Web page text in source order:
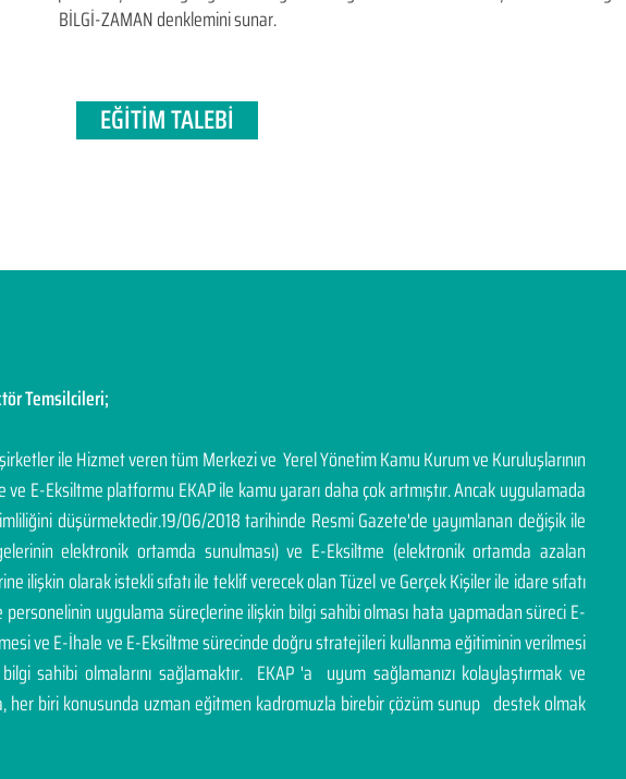
BİLGİ-ZAMAN denklemini sunar.
EĞİTİM TALEBİ
Temsilcileri;
ile Hizmet veren tüm Merkezi ve Yerel Yönetim Kamu Kurum ve Kuruluşlarının
E-Eksiltme platformu EKAP ile kamu yararı daha çok artmıştır. Ancak uygulamada
düşürmektedir.19/06/2018 tarihinde Resmi Gazete'de yayımlanan değişik ile
elektronik ortamda sunulması) ve E-Eksiltme (elektronik ortamda azalan
ilişkin olarak istekli sıfatı ile teklif verecek olan Tüzel ve Gerçek Kişiler ile idare sıfatı
uygulama süreçlerine ilişkin bilgi sahibi olması hata yapmadan süreci E-
ve E-İhale ve E-Eksiltme sürecinde doğru stratejileri kullanma eğitiminin verilmesi
sahibi olmalarını sağlamaktır. EKAP 'a uyum sağlamanızı kolaylaştırmak ve
her biri konusunda uzman eğitmen kadromuzla birebir çözüm sunup destek olmak